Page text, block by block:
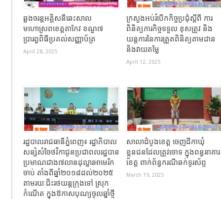
ឆ្លងចរន្តអគ្គិសនីឆេះសាល
មហោស្រពខេត្តតាកែវ ខណ្ឌ៧
ប្រារព្ធពិធីប្រគល់សញ្ញាប័ត្រ
April 28, 2025
ក្រសួងអប់រំបើកកិច្ចប្រជុំស្តីពី ការ
ពិនិត្យភារកិច្ចទទួល ខុសត្រូវ និង
យន្តការនៃការត្រួតពិនិត្យតាមដាន
និងវាយតម្លៃ
April 12, 2025
រដ្ឋបាលរាជធានីភ្នំពេញ៖ រដ្ឋាភិបាល
សន្សំសំចៃថវិកាជូនប្រជាពលរដ្ឋបាន
ប្រមាណជាង៧លានដុល្លារអាមេរិក
ចាប់ តាំងពីឆ្នាំ២០១៨ដល់២០២៥
តាមរយៈជិះរថយន្ដក្រុងទៅ ស្រុក
កំណើត ក្នុងឱកាសបុណ្យចូលឆ្នាំថ្មី
សាលាដំបូងខេត្ត ចេញដីកាឃុំ
ខ្លួនជនដែលត្រូវចោទ ក្នុងពន្ធនាគារ
ខេត្ត ពាក់ព័ន្ធករណីឆក់ទូរស័ព្ទ
March 19, 2025